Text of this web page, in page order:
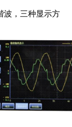
波，三种显示方